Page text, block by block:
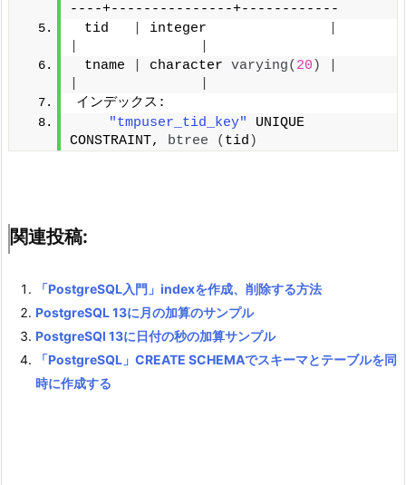
----+---------------+------------
tid
integer
tname
character varying( 20 )
インデックス:
"tmpuser_tid_key"
UNIQUE
CONSTRAINT, btree ( tid )
関連投稿:
「PostgreSQL入門」indexを作成、削除する方法
PostgreSQL 13に月の加算のサンプル
PostgreSQl 13に日付の秒の加算サンプル
「PostgreSQL」CREATE SCHEMAでスキーマとテーブルを同
時に作成する